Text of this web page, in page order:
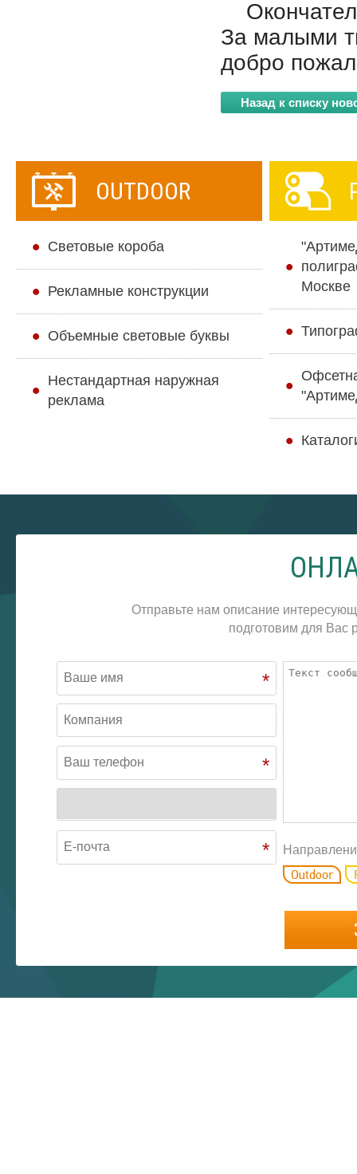
За малыми
добро
Назад к списку
OUTDOOR
Cветовые короба
Рекламные конструкции
Объемные световые буквы
Нестандартная наружная
реклама
Москве
Отправьте нам описание
подготовим для Вас
*
*
*